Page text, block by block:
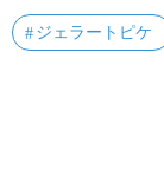
ジェラートピケ